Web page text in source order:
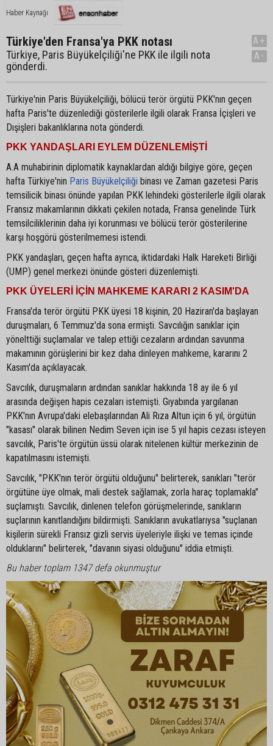
Haber Kaynağı
Türkiye'den Fransa'ya PKK notası
Türkiye, Paris Büyükelçiliği'ne PKK ile ilgili nota
gönderdi.
A+
A-
Türkiye'nin Paris Büyükelçiliği, bölücü terör örgütü PKK'nın geçen
hafta Paris'te düzenlediği gösterilerle ilgili olarak Fransa İçişleri ve
Dışişleri bakanlıklarına nota gönderdi.
PKK YANDAŞLARI EYLEM DÜZENLEMİŞTİ
A.A muhabirinin diplomatik kaynaklardan aldığı bilgiye göre, geçen
hafta Türkiye'nin Paris Büyükelçiliği binası ve Zaman gazetesi Paris
temsilicik binası önünde yapılan PKK lehindeki gösterilerle ilgili olarak
Fransız makamlarının dikkati çekilen notada, Fransa genelinde Türk
temsilciliklerinin daha iyi korunması ve bölücü terör gösterilerine
karşı hoşgörü gösterilmemesi istendi.
PKK yandaşları, geçen hafta ayrıca, iktidardaki Halk Hareketi Birliği
(UMP) genel merkezi önünde gösteri düzenlemişti.
PKK ÜYELERİ İÇİN MAHKEME KARARI 2 KASIM'DA
Fransa'da terör örgütü PKK üyesi 18 kişinin, 20 Haziran'da başlayan
duruşmaları, 6 Temmuz'da sona ermişti. Savcılığın sanıklar için
yönelttiği suçlamalar ve talep ettiği cezaların ardından savunma
makamının görüşlerini bir kez daha dinleyen mahkeme, kararını 2
Kasım'da açıklayacak.
Savcılık, duruşmaların ardından sanıklar hakkında 18 ay ile 6 yıl
arasında değişen hapis cezaları istemişti. Gıyabında yargılanan
PKK'nın Avrupa'daki elebaşılarından Ali Rıza Altun için 6 yıl, örgütün
"kasası" olarak bilinen Nedim Seven için ise 5 yıl hapis cezası isteyen
savcılık, Paris'te örgütün üssü olarak nitelenen kültür merkezinin de
kapatılmasını istemişti.
Savcılık, "PKK'nın terör örgütü olduğunu" belirterek, sanıkları "terör
örgütüne üye olmak, mali destek sağlamak, zorla haraç toplamakla"
suçlamıştı. Savcılık, dinlenen telefon görüşmelerinde, sanıkların
suçlarının kanıtlandığını bildirmişti. Sanıkların avukatlarıysa "suçlanan
kişilerin sürekli Fransız gizli servis üyeleriyle ilişki ve temas içinde
olduklarını" belirterek, "davanın siyasi olduğunu" iddia etmişti.
Bu haber toplam 1347 defa okunmuştur